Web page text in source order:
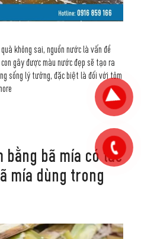
không sai, nguồn nước là vấn đề
gây được màu nước đẹp sẽ tạo ra
sống lý tưởng, đặc biệt là đối với tôm
bằng bã mía có tác
mía dùng trong